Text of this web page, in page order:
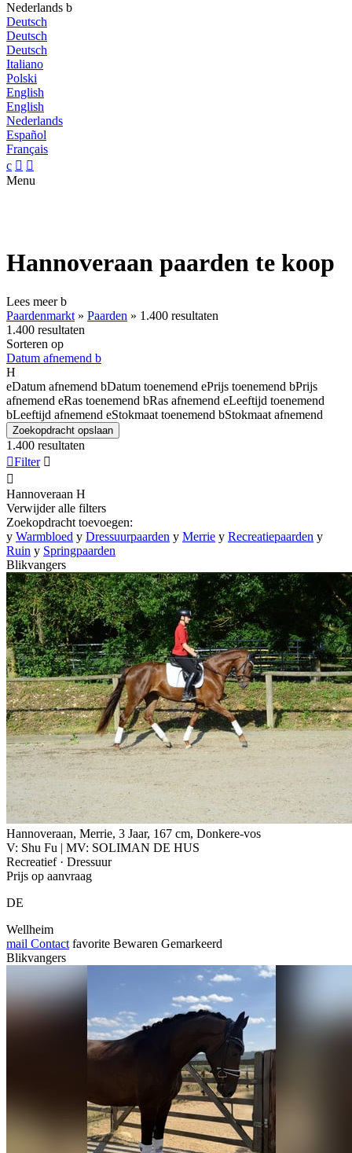
Nederlands b
Deutsch
Deutsch
Deutsch
Italiano
Polski
English
English
Nederlands
Español
Français
c  
Menu
Hannoveraan paarden te koop
Lees meerb
Paardenmarkt » Paarden » 1.400 resultaten
1.400 resultaten
Sorteren op
Datum afnemend b
H
eDatum afnemend bDatum toenemend ePrijs toenemend bPrijs
afnemend eRas toenemend bRas afnemend eLeeftijd toenemend
bLeeftijd afnemend eStokmaat toenemend bStokmaat afnemend
Zoekopdracht opslaan
1.400 resultaten
Filter 

Hannoveraan H
Verwijder alle filters
Zoekopdracht toevoegen:
y Warmbloed y Dressuurpaarden y Merrie y Recreatiepaarden y
Ruin y Springpaarden
Blikvangers
Hannoveraan, Merrie, 3 Jaar, 167 cm, Donkere-vos
V: Shu Fu | MV: SOLIMAN DE HUS
Recreatief · Dressuur
Prijs op aanvraag
DE
Wellheim
mail Contact favorite Bewaren Gemarkeerd
Blikvangers